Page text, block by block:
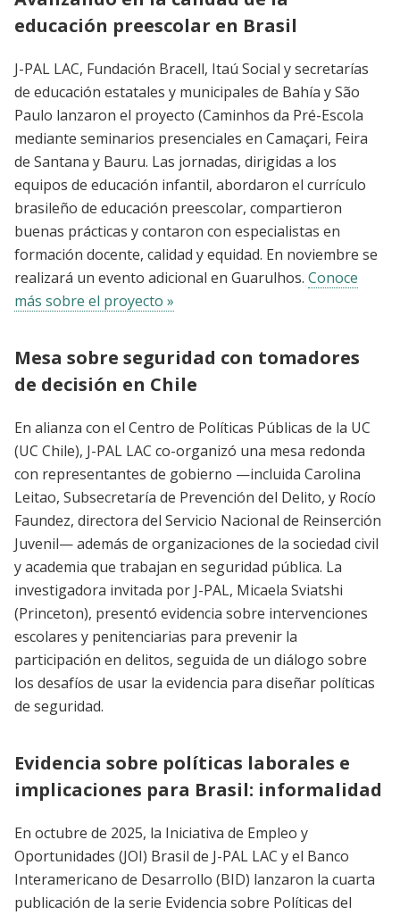
educación preescolar en Brasil
J-PAL LAC, Fundación Bracell, Itaú Social y secretarías
de educación estatales y municipales de Bahía y São
Paulo lanzaron el proyecto (Caminhos da Pré-Escola
mediante seminarios presenciales en Camaçari, Feira
de Santana y Bauru. Las jornadas, dirigidas a los
equipos de educación infantil, abordaron el currículo
brasileño de educación preescolar, compartieron
buenas prácticas y contaron con especialistas en
formación docente, calidad y equidad. En noviembre se
realizará un evento adicional en Guarulhos. Conoce
más sobre el proyecto »
Mesa sobre seguridad con tomadores
de decisión en Chile
En alianza con el Centro de Políticas Públicas de la UC
(UC Chile), J-PAL LAC co-organizó una mesa redonda
con representantes de gobierno —incluida Carolina
Leitao, Subsecretaría de Prevención del Delito, y Rocío
Faundez, directora del Servicio Nacional de Reinserción
Juvenil— además de organizaciones de la sociedad civil
y academia que trabajan en seguridad pública. La
investigadora invitada por J-PAL, Micaela Sviatshi
(Princeton), presentó evidencia sobre intervenciones
escolares y penitenciarias para prevenir la
participación en delitos, seguida de un diálogo sobre
los desafíos de usar la evidencia para diseñar políticas
de seguridad.
Evidencia sobre políticas laborales e
implicaciones para Brasil: informalidad
En octubre de 2025, la Iniciativa de Empleo y
Oportunidades (JOI) Brasil de J-PAL LAC y el Banco
Interamericano de Desarrollo (BID) lanzaron la cuarta
publicación de la serie Evidencia sobre Políticas del